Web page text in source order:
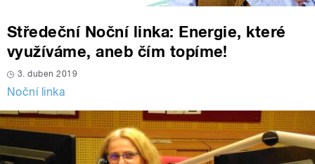
Středeční Noční linka: Energie, které
využíváme, aneb čím topíme!
3. duben 2019
Noční linka